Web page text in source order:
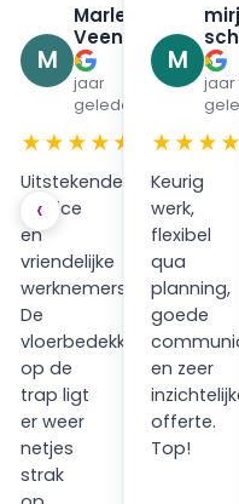
M
Marleen
Veenendaal
✓
6
jaar
geleden
★★★★★
Uitstekende
service
en
vriendelijke
werknemers.
De
vloerbedekking
op de
trap ligt
er weer
netjes
strak
M
5
jaar
Keurig
werk,
flexibel
qua
planning,
goede
en zeer
offerte.
Top!
‹